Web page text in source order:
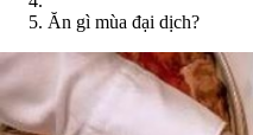
Ăn gì mùa đại dịch?